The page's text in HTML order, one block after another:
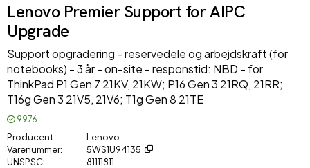
Lenovo Premier Support for AIPC
Upgrade
Support opgradering - reservedele og arbejdskraft (for
notebooks) - 3 år - on-site - responstid: NBD - for
ThinkPad P1 Gen 7 21KV, 21KW; P16 Gen 3 21RQ, 21RR;
T16g Gen 3 21V5, 21V6; T1g Gen 8 21TE
9976
Producent
Lenovo
Varenummer
5WS1U94135
UNSPSC
81111811